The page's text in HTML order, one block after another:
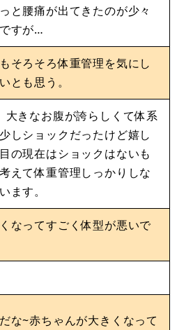
と腰痛が出てきたのが少々
すが…
そろそろ体重管理を気にし
とも思う。
大きなお腹が誇らしくて体系
しショックだったけど嬉し
の現在はショックはないも
えて体重管理しっかりしな
ます。
なってすごく体型が悪いで
な~赤ちゃんが大きくなって